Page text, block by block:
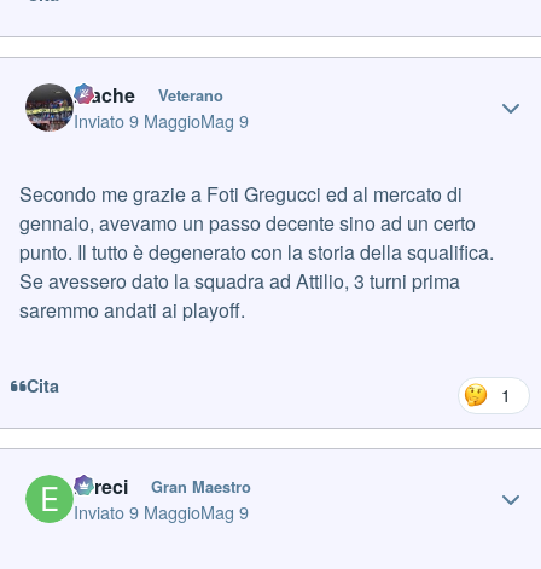
mache Veterano
Inviato9 MaggioMag 9
Secondo me grazie a Foti Gregucci ed al mercato di
gennaio, avevamo un passo decente sino ad un certo
punto. Il tutto è degenerato con la storia della squalifica.
Se avessero dato la squadra ad Attilio, 3 turni prima
saremmo andati ai playoff.
Cita 1
Erreci Gran Maestro
Inviato9 MaggioMag 9